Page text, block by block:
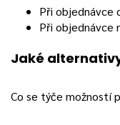
Při objednávce
Při objednávce
Jaké
Co se týče možností